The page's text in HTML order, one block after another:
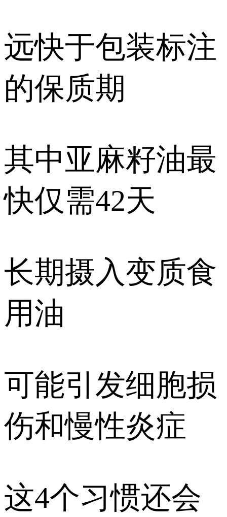
远快于包装标注
的保质期
其中亚麻籽油最
快仅需42天
长期摄入变质食
用油
可能引发细胞损
伤和慢性炎症
这4个习惯还会